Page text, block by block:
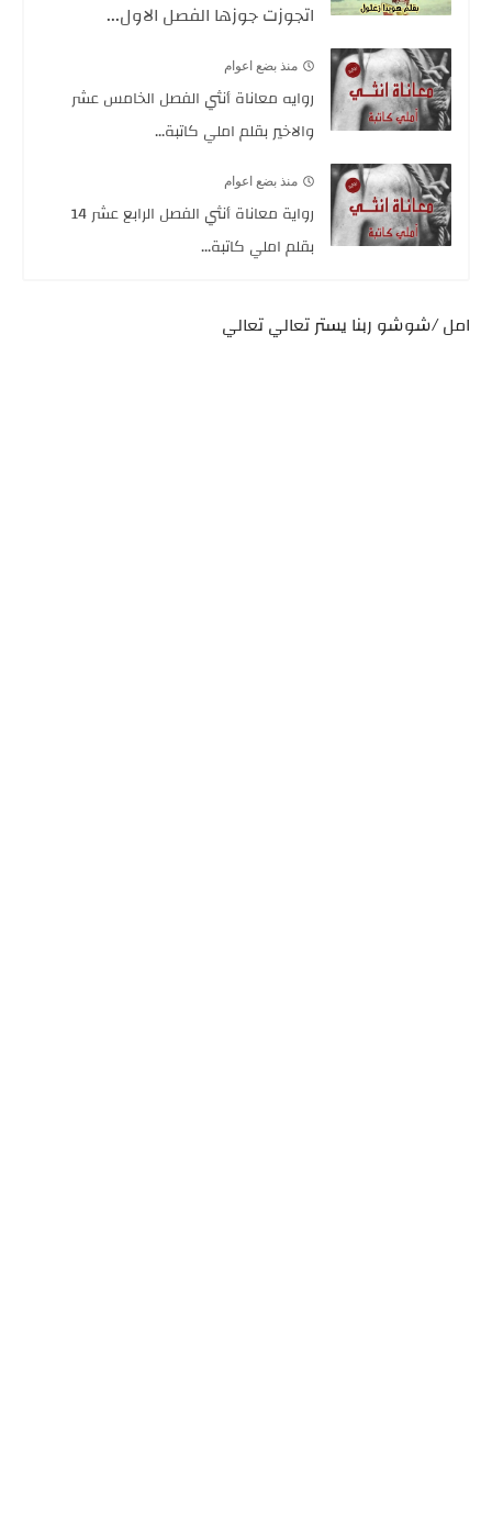
اتجوزت جوزها الفصل الاول...
منذ بضع اعوام
روايه معاناة أنثي الفصل الخامس عشر
والاخير بقلم املي كاتبة...
منذ بضع اعوام
رواية معاناة أنثي الفصل الرابع عشر 14
بقلم املي كاتبة...
امل /شوشو ربنا يستر تعالي تعالي